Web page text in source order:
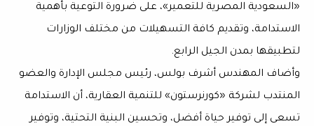
«السعودية المصرية للتعمير»، على ضرورة التوعية بأهمية
الاستدامة، وتقديم كافة التسهيلات من مختلف الوزارات
لتطبيقها بمدن الجيل الرابع.
وأضاف المهندس أشرف بولس، رئيس مجلس الإدارة والعضو
المنتدب لشركة «كورنرستون» للتنمية العقارية، أن الاستدامة
تسعى إلى توفير حياة أفضل، وتحسين البنية التحتية، وتوفير